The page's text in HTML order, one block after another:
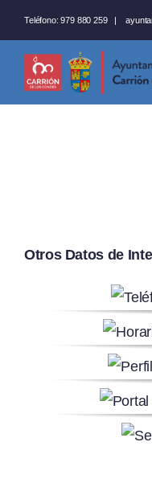
al
contenido
Teléfono: 979 880 259 |
Otros Datos de